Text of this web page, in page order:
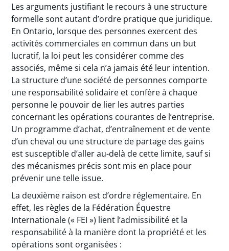
Les arguments justifiant le recours à une structure
formelle sont autant d’ordre pratique que juridique.
En Ontario, lorsque des personnes exercent des
activités commerciales en commun dans un but
lucratif, la loi peut les considérer comme des
associés, même si cela n’a jamais été leur intention.
La structure d’une société de personnes comporte
une responsabilité solidaire et confère à chaque
personne le pouvoir de lier les autres parties
concernant les opérations courantes de l’entreprise.
Un programme d’achat, d’entraînement et de vente
d’un cheval ou une structure de partage des gains
est susceptible d’aller au-delà de cette limite, sauf si
des mécanismes précis sont mis en place pour
prévenir une telle issue.
La deuxième raison est d’ordre réglementaire. En
effet, les règles de la Fédération Équestre
Internationale (« FEI ») lient l’admissibilité et la
responsabilité à la manière dont la propriété et les
opérations sont organisées :